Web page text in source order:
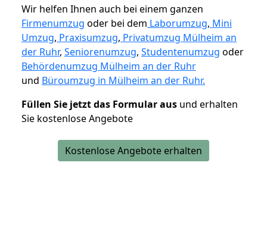
Wir helfen Ihnen auch bei einem ganzen
Firmenumzug oder bei dem Laborumzug, Mini
Umzug, Praxisumzug, Privatumzug Mülheim an
der Ruhr, Seniorenumzug, Studentenumzug oder
Behördenumzug Mülheim an der Ruhr
und Büroumzug in Mülheim an der Ruhr.
Füllen Sie jetzt das Formular aus und erhalten
Sie kostenlose Angebote
Kostenlose Angebote erhalten